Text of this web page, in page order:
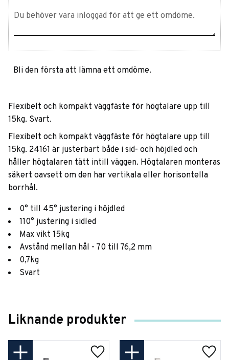
Bli den första att lämna ett omdöme.
Flexibelt och kompakt väggfäste för högtalare upp till
15kg. Svart.
Flexibelt och kompakt väggfäste för högtalare upp till
15kg. 24161 är justerbart både i sid- och höjdled och
håller högtalaren tätt intill väggen. Högtalaren monteras
säkert oavsett om den har vertikala eller horisontella
borrhål.
0° till 45° justering i höjdled
110° justering i sidled
Max vikt 15kg
Avstånd mellan hål - 70 till 76,2 mm
0,7kg
Svart
Liknande produkter